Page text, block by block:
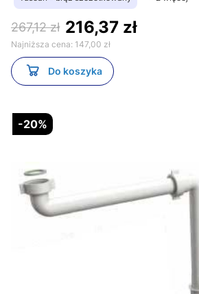
267,12 zł 216,37 zł
Najniższa cena: 147,00 zł
Do koszyka
-20%